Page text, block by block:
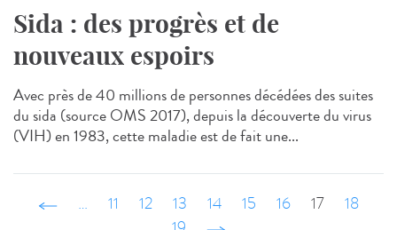
Sida : des progrès et de
nouveaux espoirs
Avec près de 40 millions de personnes décédées des suites
du sida (source OMS 2017), depuis la découverte du virus
(VIH) en 1983, cette maladie est de fait une...
‹ précédent
… 11 12 13 14 15 16 17
18